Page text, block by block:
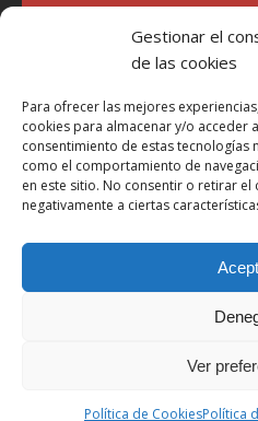
Gestionar el
de las cookies
Para ofrecer las mejores
cookies para almacenar y/o acceder
consentimiento de estas
como el comportamiento de
en este sitio. No consentir o retirar
negativamente a ciertas
Ver
Política de CookiesPolítica
"Soy Manel Hospido, nací en
año 2007 he escrito sobre
Millatrece.com es una apuesta
participa"
Aviso Legal
Política de Privacidad
Más Información sobre Cookies